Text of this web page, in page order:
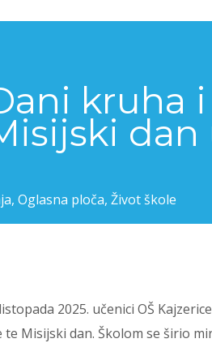
kruha
dan
, Oglasna ploča, Život škole
2025. učenici OŠ
te Misijski dan. Školom se širio